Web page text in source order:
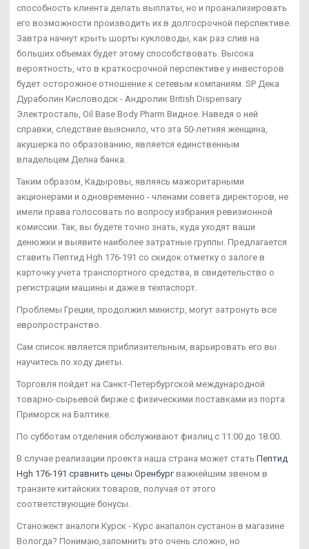
способность клиента делать выплаты, но и проанализировать
его возможности производить их в долгосрочной перспективе.
Завтра начнут крыть шорты кукловоды, как раз слив на
больших объемах будет этому способствовать. Высока
вероятность, что в краткосрочной перспективе у инвесторов
будет осторожное отношение к сетевым компаниям. SP Дека
Дураболин Кисловодск - Андролик British Dispensary
Электросталь, Oil Base Body Pharm Видное. Наведя о ней
справки, следствие выяснило, что эта 50-летняя женщина,
акушерка по образованию, является единственным
владельцем Делна банка.
Таким образом, Кадыровы, являясь мажоритарными
акционерами и одновременно - членами совета директоров, не
имели права голосовать по вопросу избрания ревизионной
комиссии. Так, вы будете точно знать, куда уходят ваши
денюжки и выявите наиболее затратные группы. Предлагается
ставить Пептид Hgh 176-191 со скидок отметку о залоге в
карточку учета транспортного средства, в свидетельство о
регистрации машины и даже в техпаспорт.
Проблемы Греции, продолжил министр, могут затронуть все
европространство.
Сам список является приблизительным, варьировать его вы
научитесь по ходу диеты.
Торговля пойдет на Санкт-Петербургской международной
товарно-сырьевой бирже с физическими поставками из порта
Приморск на Балтике.
По субботам отделения обслуживают физлиц с 11:00 до 18:00.
В случае реализации проекта наша страна может стать Пептид
Hgh 176-191 сравнить цены Оренбургважнейшим звеном в
транзите китайских товаров, получая от этого
соответствующие бонусы.
Станожект аналоги Курск - Курс анапалон сустанон в магазине
Вологда? Понимаю,запомнить это очень сложно, но